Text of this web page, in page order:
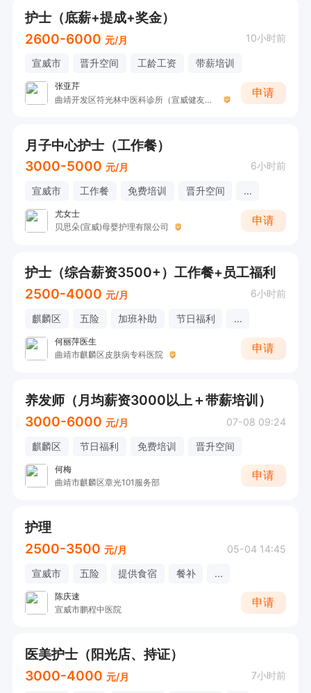
护士（底薪+提成+奖金）
2600-6000 元/月 10小时前
宣威市 晋升空间 工龄工资 带薪培训
张亚芹
曲靖开发区符光林中医科诊所（宣威健友中医）
申请
月子中心护士（工作餐）
3000-5000 元/月 6小时前
宣威市 工作餐 免费培训 晋升空间 ...
尤女士
贝思朵(宣威)母婴护理有限公司
申请
护士（综合薪资3500+）工作餐+员工福利
2500-4000 元/月 6小时前
麒麟区 五险 加班补助 节日福利 ...
何丽萍医生
曲靖市麒麟区皮肤病专科医院
申请
养发师（月均薪资3000以上＋带薪培训）
3000-6000 元/月 07-08 09:24
麒麟区 节日福利 免费培训 晋升空间
何梅
曲靖市麒麟区章光101服务部
申请
护理
2500-3500 元/月 05-04 14:45
宣威市 五险 提供食宿 餐补 ...
陈庆速
宣威市鹏程中医院
申请
医美护士（阳光店、持证）
3000-4000 元/月 7小时前